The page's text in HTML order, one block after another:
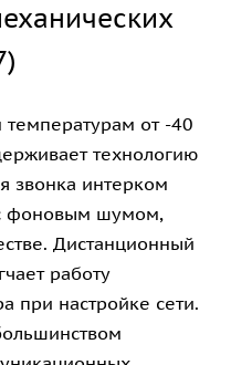
температурам от -40
технологию
звонка интерком
фоновым шумом,
Дистанционный
работу
при настройке сети.